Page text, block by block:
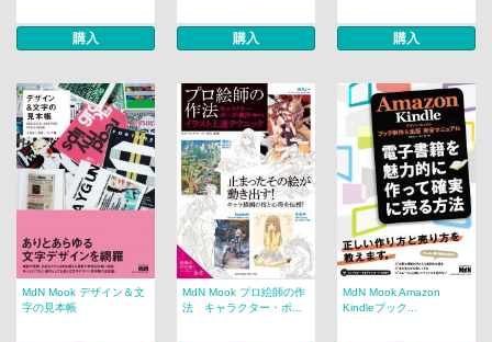
購入 購入 購入
MdN Mook デザイン＆文
字の見本帳
MdN Mook プロ絵師の作
法 キャラクター・ポ...
MdN Mook Amazon
Kindleブック...